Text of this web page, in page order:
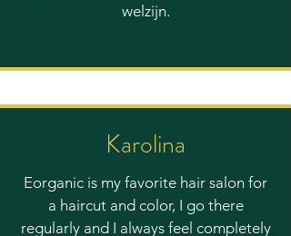
welzijn.
Karolina
Eorganic is my favorite hair salon for
a haircut and color, I go there
regularly and I always feel completely